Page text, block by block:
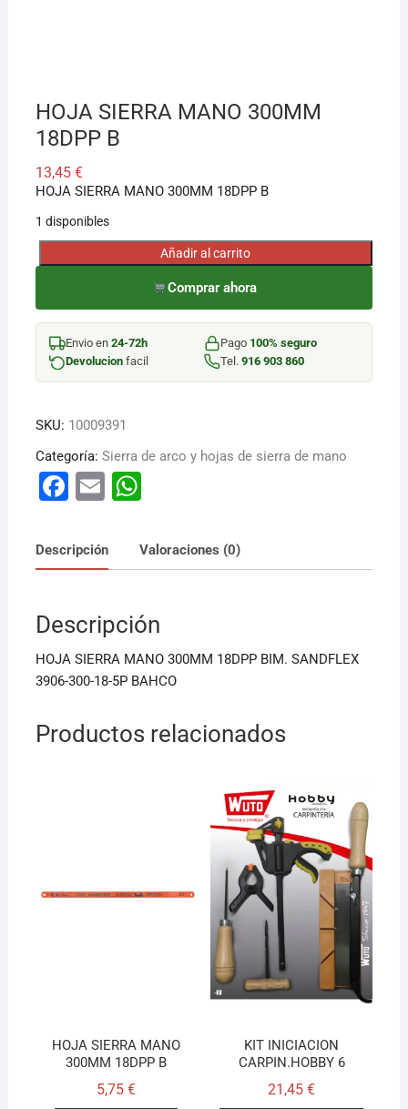
HOJA SIERRA MANO 300MM
18DPP B
13,45 €
HOJA SIERRA MANO 300MM 18DPP B
1 disponibles
HOJA
MANO
300MM
18DPP
Añadir al carrito
Comprar ahora
Envio en 24-72h Pago 100% seguro
Devolucionfacil Tel. 916 903 860
SKU: 10009391
Categoría: Sierra de arco y hojas de sierra de mano
F
c
e
o
o
k
E
ai
l
W
at
s
p
p
Descripción Valoraciones (0)
Descripción
HOJA SIERRA MANO 300MM 18DPP BIM. SANDFLEX
3906-300-18-5P BAHCO
Productos relacionados
HOJA SIERRA MANO
300MM 18DPP B
5,75€
KIT INICIACION
CARPIN.HOBBY 6
21,45€